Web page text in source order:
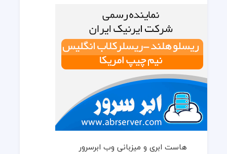
هاست ابری و میزبانی وب ابرسرور